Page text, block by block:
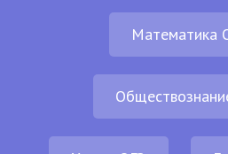
Математика